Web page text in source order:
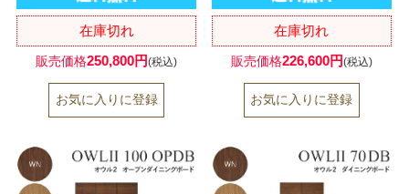
在庫切れ
販売価格250,800円(税込)
在庫切れ
販売価格226,600円(税込)